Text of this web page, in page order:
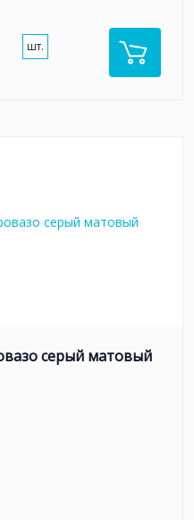
шт.
серый матовый